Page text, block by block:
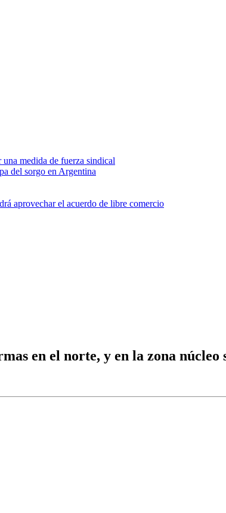
medida de fuerza sindical
del sorgo en Argentina
aprovechar el acuerdo de libre comercio
en el norte, y en la zona núcleo